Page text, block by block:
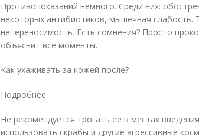
Противопоказаний немного. Среди них:
некоторых антибиотиков, мышечная слабость.
непереносимость. Есть сомнения? Просто
объяснит все моменты.
Как ухаживать за кожей после?
Подробнее
Не рекомендуется трогать ее в местах
использовать скрабы и другие агрессивные